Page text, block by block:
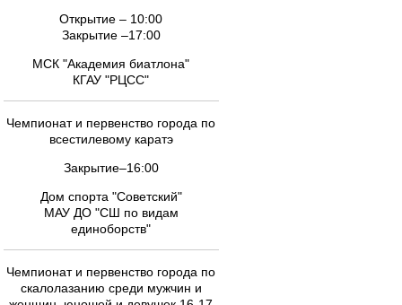
Открытие – 10:00
Закрытие –17:00
МСК "Академия биатлона"
КГАУ "РЦСС"
Чемпионат и первенство города по
всестилевому каратэ
Закрытие–16:00
Дом спорта "Советский"
МАУ ДО "СШ по видам
единоборств"
Чемпионат и первенство города по
скалолазанию среди мужчин и